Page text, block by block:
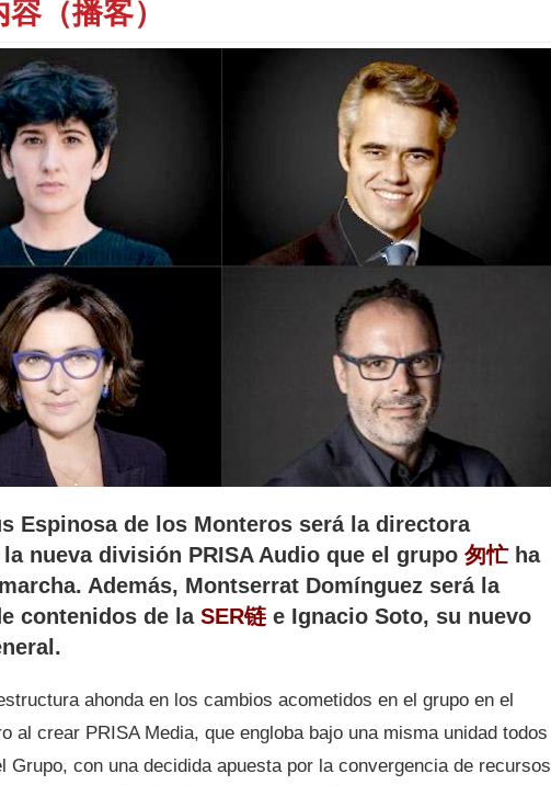
（播客）
Espinosa de los Monteros será la directora
nueva división PRISA Audio que el grupo 匆忙 ha
Además, Montserrat Domínguez será la
contenidos de la SER链 e Ignacio Soto, su nuevo
ahonda en los cambios acometidos en el grupo en el
al crear PRISA Media, que engloba bajo una misma unidad todos
Grupo, con una decidida apuesta por la convergencia de recursos